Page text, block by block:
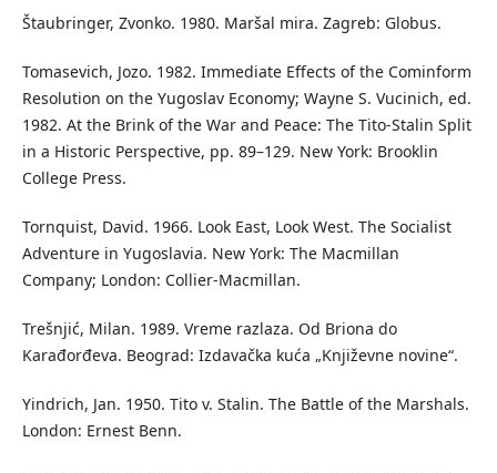
Štaubringer, Zvonko. 1980. Maršal mira. Zagreb: Globus.
Tomasevich, Jozo. 1982. Immediate Effects of the Cominform
Resolution on the Yugoslav Economy; Wayne S. Vucinich, ed.
1982. At the Brink of the War and Peace: The Tito-Stalin Split
in a Historic Perspective, pp. 89–129. New York: Brooklin
College Press.
Tornquist, David. 1966. Look East, Look West. The Socialist
Adventure in Yugoslavia. New York: The Macmillan
Company; London: Collier-Macmillan.
Trešnjić, Milan. 1989. Vreme razlaza. Od Briona do
Karađorđeva. Beograd: Izdavačka kuća „Književne novine“.
Yindrich, Jan. 1950. Tito v. Stalin. The Battle of the Marshals.
London: Ernest Benn.